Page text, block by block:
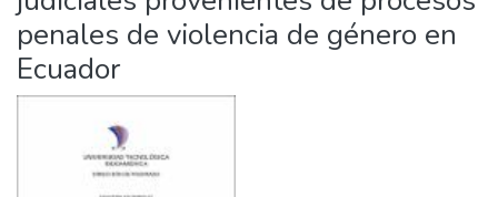
penales de violencia de género en
Ecuador